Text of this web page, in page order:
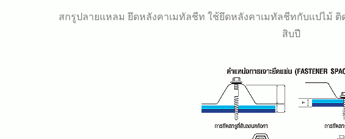
สกรูปลายแหลม ยึดหลังคาเมทัลชีท ใช้ยึดหลังคาเมทัลชีทกับเเปไม้
สิบปี